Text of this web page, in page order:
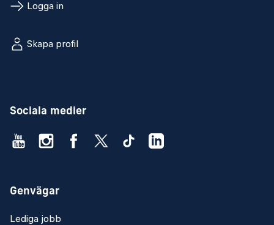
Logga in
Skapa profil
Sociala medier
Genvägar
Lediga jobb